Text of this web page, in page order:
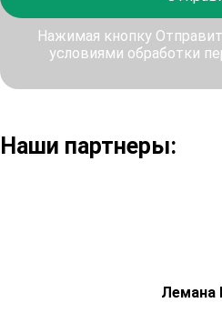
Нажимая кнопку
условиями обработки
Наши партнеры:
Лемана